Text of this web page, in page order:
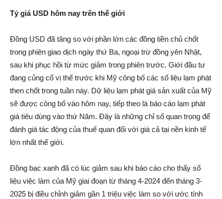
Tỷ giá USD hôm nay trên thế giới
Đồng USD đã tăng so với phần lớn các đồng tiền chủ chốt
trong phiên giao dịch ngày thứ Ba, ngoại trừ đồng yên Nhật,
sau khi phục hồi từ mức giảm trong phiên trước. Giới đầu tư
đang củng cố vị thế trước khi Mỹ công bố các số liệu lạm phát
then chốt trong tuần này. Dữ liệu lạm phát giá sản xuất của Mỹ
sẽ được công bố vào hôm nay, tiếp theo là báo cáo lạm phát
giá tiêu dùng vào thứ Năm. Đây là những chỉ số quan trọng để
đánh giá tác động của thuế quan đối với giá cả tại nền kinh tế
lớn nhất thế giới.
Đồng bạc xanh đã có lúc giảm sau khi báo cáo cho thấy số
liệu việc làm của Mỹ giai đoạn từ tháng 4-2024 đến tháng 3-
2025 bị điều chỉnh giảm gần 1 triệu việc làm so với ước tính